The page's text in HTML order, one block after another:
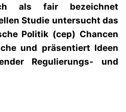
als fair bezeichnet
Studie untersucht das
Politik (cep) Chancen
und präsentiert Ideen
Regulierungs- und